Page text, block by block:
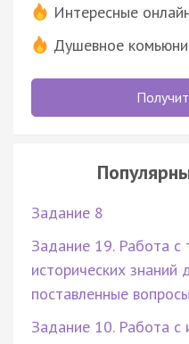
Интересные
Душевное
Задание 8
Задание 19. Работа с
исторических знаний
поставленные вопросы
Задание 10. Работа с